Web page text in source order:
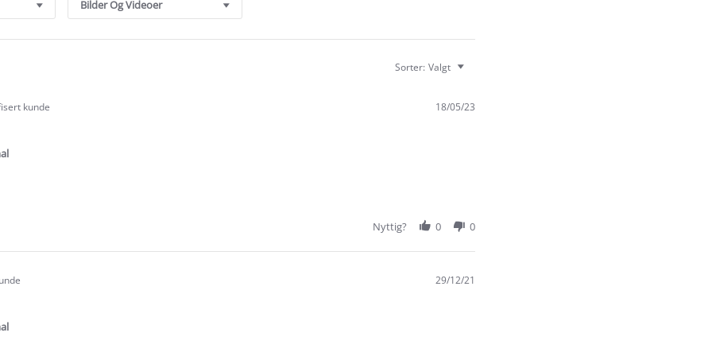
Bilder Og Videoer
Sorter: Valgt
kunde 18/05/23
Nyttig? 0 0
29/12/21